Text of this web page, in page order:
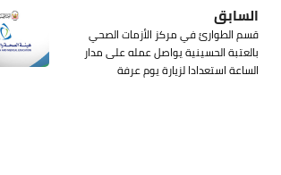
السابق
قسم الطوارئ في مركز الأزمات الصحي
بالعتبة الحسينية يواصل عمله على مدار
الساعة استعدادا لزيارة يوم عرفة